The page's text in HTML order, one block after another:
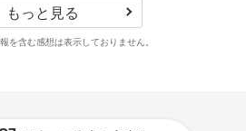
もっと見る
を含む感想は表示しておりません。